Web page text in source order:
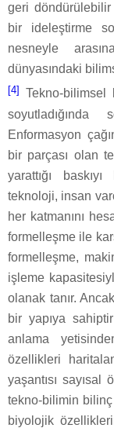
geri
bir ideleştirme
nesneyle
dünyasındaki
[4]
Tekno-bilimsel
Enformasyon
bir parçası olan
yarattığı
teknoloji, insan
her katmanını
formelleşme ile
formelleşme,
işleme
olanak tanır.
bir yapıya
anlama
özellikleri
yaşantısı
tekno-bilimin bilinç
biyolojik